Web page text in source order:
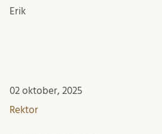
Erik
02 oktober, 2025
Rektor